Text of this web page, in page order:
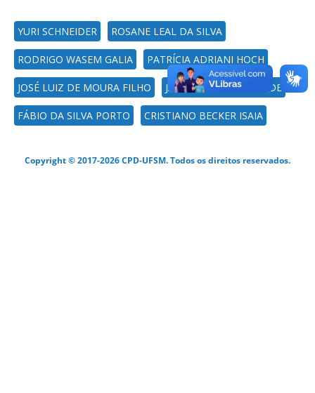
YURI SCHNEIDER ROSANE LEAL DA SILVA
RODRIGO WASEM GALIA PATRÍCIA ADRIANI HOCH
JOSÉ LUIZ DE MOURA FILHO JALUSA PRESTES ABAIDE
FÁBIO DA SILVA PORTO CRISTIANO BECKER ISAIA
Copyright © 2017-2026 CPD-UFSM. Todos os direitos reservados.